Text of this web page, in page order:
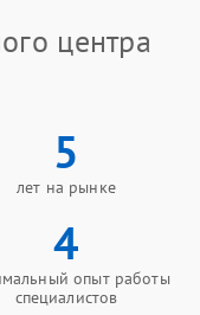
центра
5
лет на рынке
4
опыт работы
специалистов